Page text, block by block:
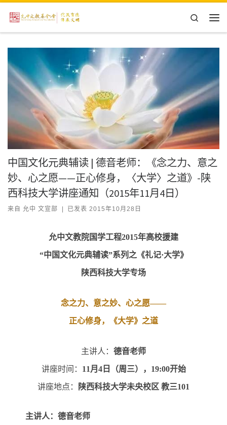
Skip to content
Search
中国文化元典辅读 | 德音老师：《念之力、意之
妙、心之愿——正心修身，〈大学〉之道》-陕
西科技大学讲座通知（2015年11月4日）
来自 允中 文宣部 | 已发表 2015年10月28日
允中文教院国学工程2015年高校援建
“中国文化元典辅读”系列之《礼记·大学》
陕西科技大学专场
念之力、意之妙、心之愿——
正心修身，《大学》之道
主讲人： 德音老师
讲座时间： 11月4日（周三），19:00开始
讲座地点： 陕西科技大学未央校区 教三101
主讲人：德音老师